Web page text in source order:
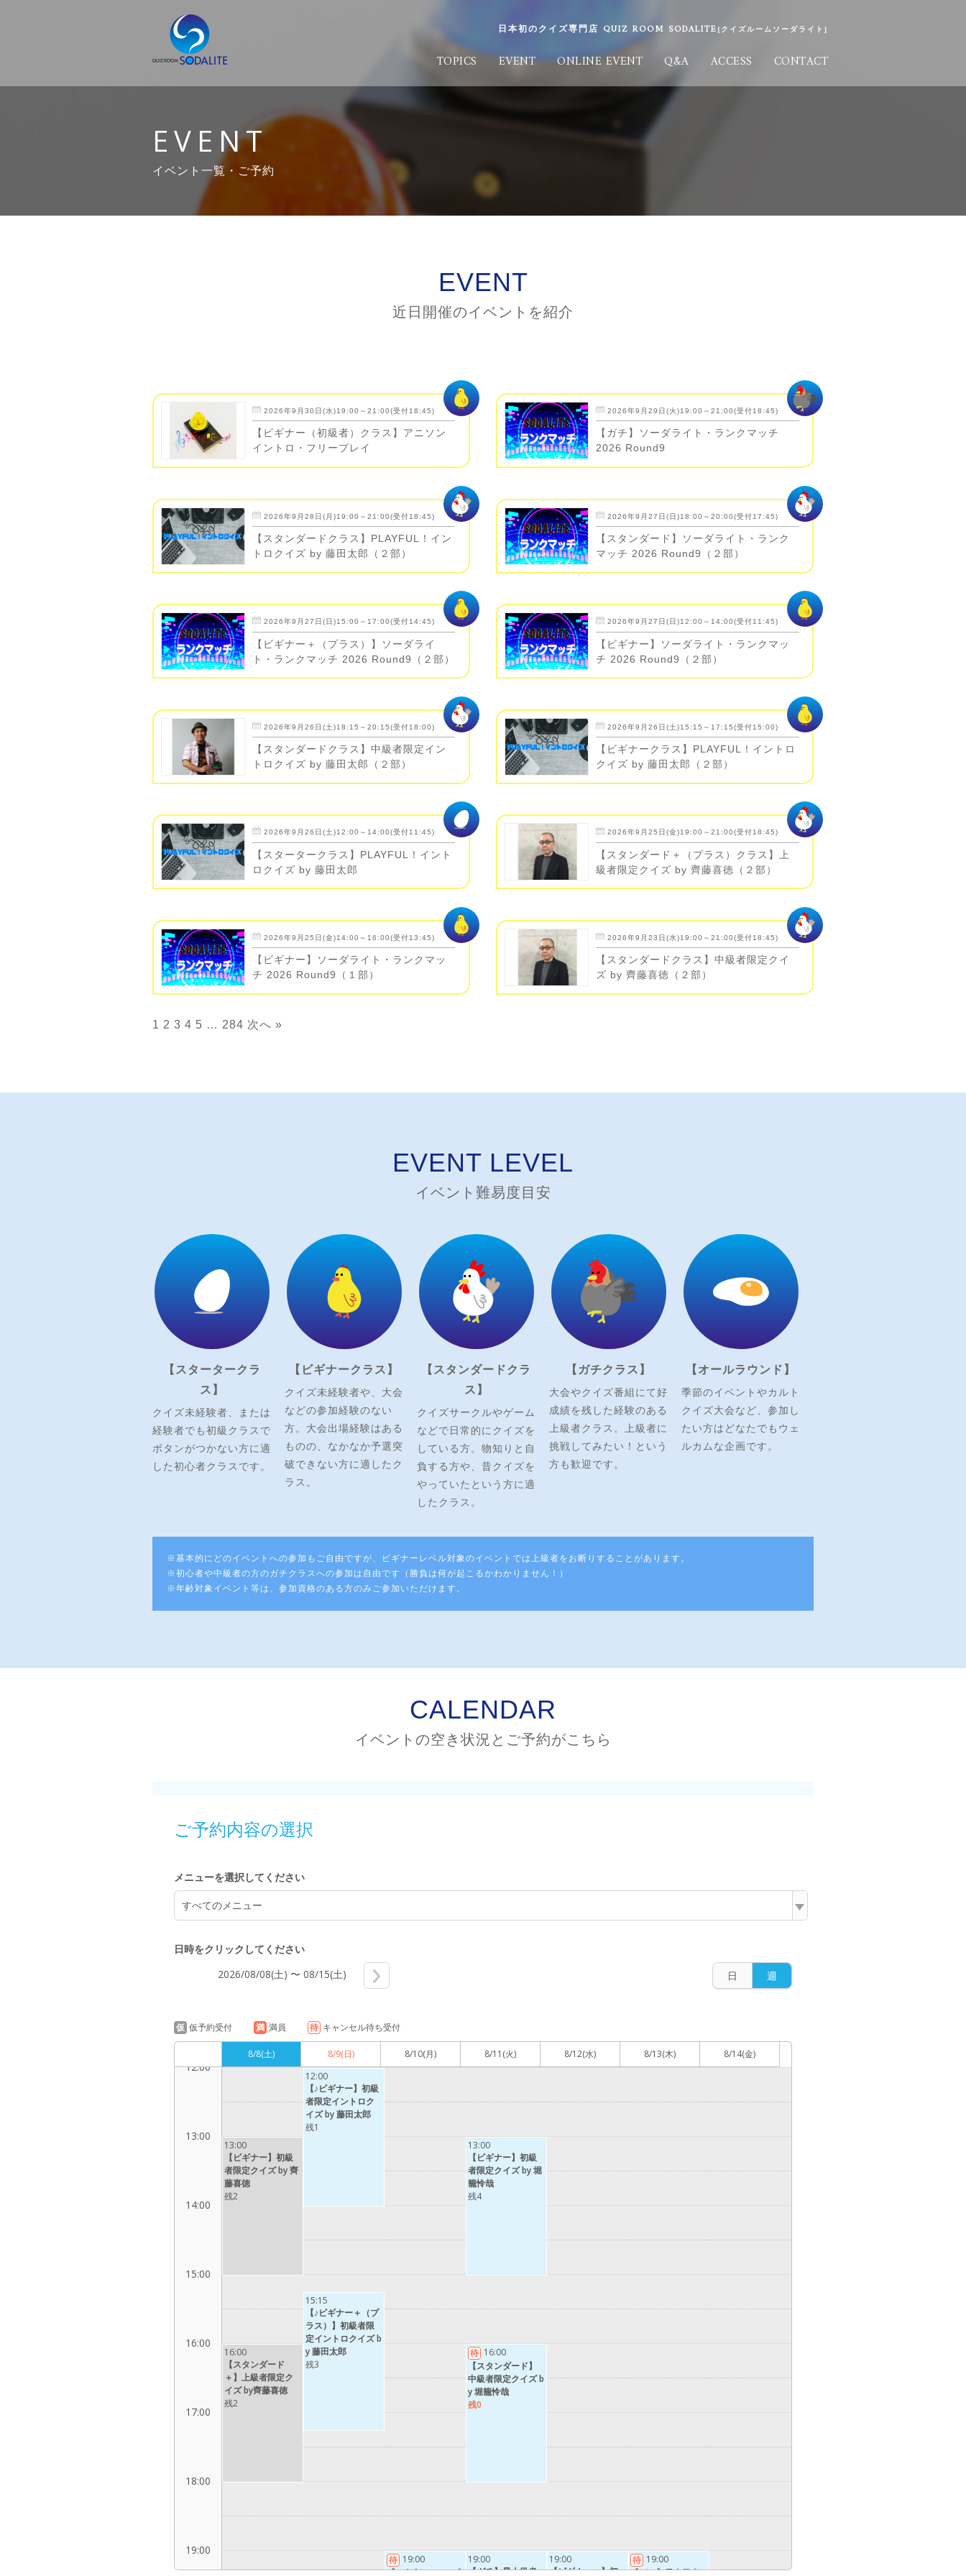
日本初のクイズ専門店 QUIZ ROOM SODALITE[クイズルームソーダライト]
TOPICS EVENT ONLINE EVENT Q&A ACCESS CONTACT
EVENT
イベント一覧・ご予約
EVENT
近日開催のイベントを紹介
2026年9月30日(水)19:00～21:00(受付18:45)
【ビギナー（初級者）クラス】アニソン
イントロ・フリープレイ
2026年9月29日(火)19:00～21:00(受付18:45)
【ガチ】ソーダライト・ランクマッチ
2026 Round9
2026年9月28日(月)19:00～21:00(受付18:45)
【スタンダードクラス】PLAYFUL！イン
トロクイズ by 藤田太郎（２部）
2026年9月27日(日)18:00～20:00(受付17:45)
【スタンダード】ソーダライト・ランク
マッチ 2026 Round9（２部）
2026年9月27日(日)15:00～17:00(受付14:45)
【ビギナー＋（プラス）】ソーダライ
ト・ランクマッチ 2026 Round9（２部）
2026年9月27日(日)12:00～14:00(受付11:45)
【ビギナー】ソーダライト・ランクマッ
チ 2026 Round9（２部）
2026年9月26日(土)18:15～20:15(受付18:00)
【スタンダードクラス】中級者限定イン
トロクイズ by 藤田太郎（２部）
2026年9月26日(土)15:15～17:15(受付15:00)
【ビギナークラス】PLAYFUL！イントロ
クイズ by 藤田太郎（２部）
2026年9月26日(土)12:00～14:00(受付11:45)
【スタータークラス】PLAYFUL！イント
ロクイズ by 藤田太郎
2026年9月25日(金)19:00～21:00(受付18:45)
【スタンダード＋（プラス）クラス】上
級者限定クイズ by 齊藤喜徳（２部）
2026年9月25日(金)14:00～16:00(受付13:45)
【ビギナー】ソーダライト・ランクマッ
チ 2026 Round9（１部）
2026年9月23日(水)19:00～21:00(受付18:45)
【スタンダードクラス】中級者限定クイ
ズ by 齊藤喜徳（２部）
1 2 3 4 5 … 284 次へ »
EVENT LEVEL
イベント難易度目安
【スタータークラ
ス】
クイズ未経験者、または
経験者でも初級クラスで
ボタンがつかない方に適
した初心者クラスです。
【ビギナークラス】
クイズ未経験者や、大会
などの参加経験のない
方。大会出場経験はある
ものの、なかなか予選突
破できない方に適したク
ラス。
【スタンダードクラ
ス】
クイズサークルやゲーム
などで日常的にクイズを
している方。物知りと自
負する方や、昔クイズを
やっていたという方に適
したクラス。
【ガチクラス】
大会やクイズ番組にて好
成績を残した経験のある
上級者クラス。上級者に
挑戦してみたい！という
方も歓迎です。
【オールラウンド】
季節のイベントやカルト
クイズ大会など、参加し
たい方はどなたでもウェ
ルカムな企画です。
※基本的にどのイベントへの参加もご自由ですが、ビギナーレベル対象のイベントでは上級者をお断りすることがあります。
※初心者や中級者の方のガチクラスへの参加は自由です（勝負は何が起こるかわかりません！）
※年齢対象イベント等は、参加資格のある方のみご参加いただけます。
CALENDAR
イベントの空き状況とご予約がこちら